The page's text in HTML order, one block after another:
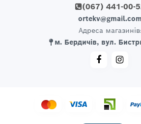
(067) 441-00-
ortekv@gmail.com
Адреса магазинів:
м. Бердичів, вул.